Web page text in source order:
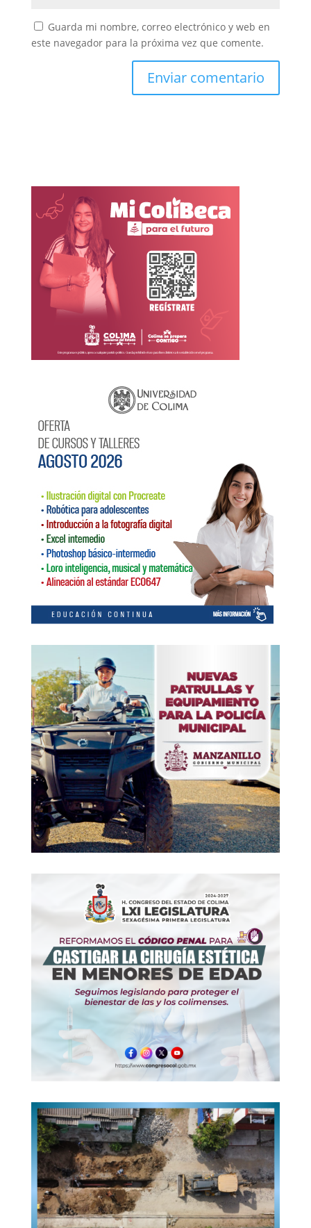
Guarda mi nombre, correo electrónico y web en
este navegador para la próxima vez que comente.